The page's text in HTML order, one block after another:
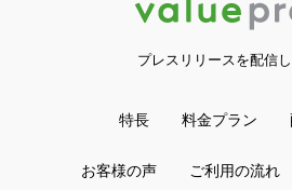
プレスリリースを配信
特長 料金プラン
お客様の声 ご利用の流れ